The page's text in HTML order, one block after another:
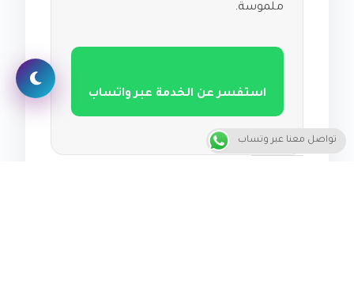
ملموسة.
استفسر عن الخدمة عبر واتساب
تواصل معنا عبر وتساب